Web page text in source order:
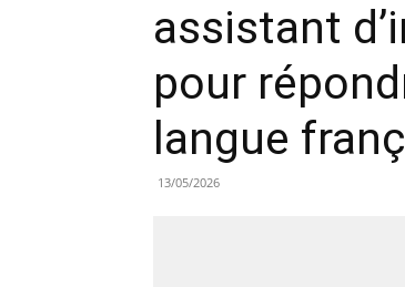
assistant
pour
langue
13/05/2026